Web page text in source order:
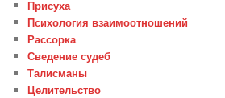
Присуха
Психология взаимоотношений
Рассорка
Сведение судеб
Талисманы
Целительство